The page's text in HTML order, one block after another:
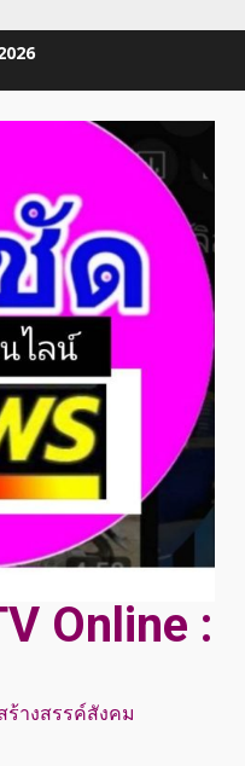
Online :
ร้างสรรค์สังคม